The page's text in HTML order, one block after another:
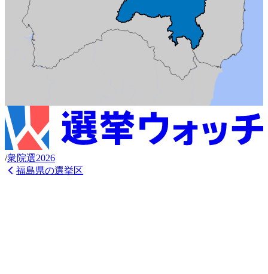
/衆院選2026
福島県の選挙区